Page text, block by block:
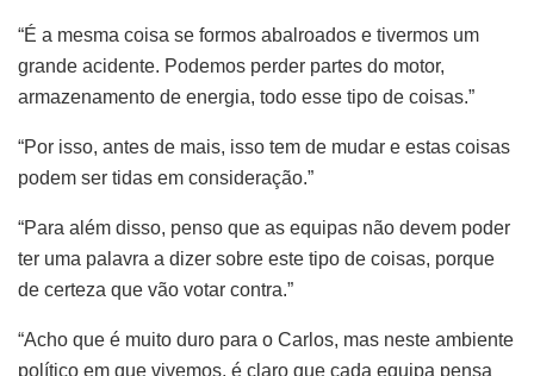
“É a mesma coisa se formos abalroados e tivermos um
grande acidente. Podemos perder partes do motor,
armazenamento de energia, todo esse tipo de coisas.”
“Por isso, antes de mais, isso tem de mudar e estas coisas
podem ser tidas em consideração.”
“Para além disso, penso que as equipas não devem poder
ter uma palavra a dizer sobre este tipo de coisas, porque
de certeza que vão votar contra.”
“Acho que é muito duro para o Carlos, mas neste ambiente
político em que vivemos, é claro que cada equipa pensa